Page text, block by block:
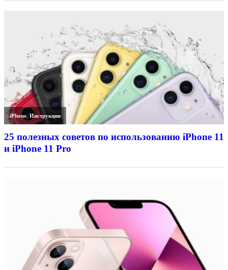
iPhone,Инструкции
25 полезных советов по использованию iPhone 11
и iPhone 11 Pro